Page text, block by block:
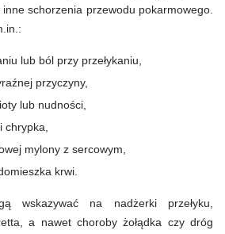
inne schorzenia przewodu pokarmowego.
lub ból przy przełykaniu,
przyczyny,
lub nudności,
chrypka,
mylony z sercowym,
krwi.
wskazywać na nadżerki przełyku,
a nawet choroby żołądka czy dróg